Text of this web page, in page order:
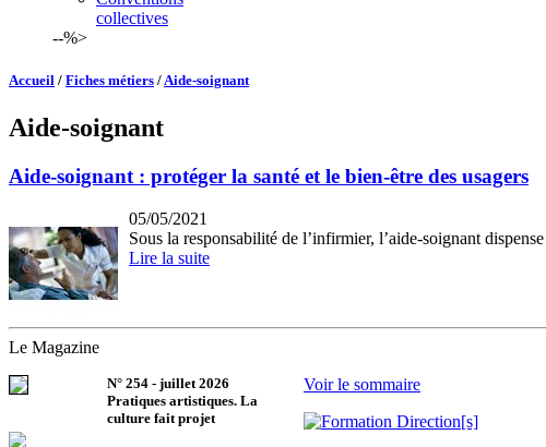
collectives
--%>
Accueil / Fiches métiers /Aide-soignant
Aide-soignant
Aide-soignant : protéger la santé et le bien-être des usagers
05/05/2021
Sous la responsabilité de l’infirmier, l’aide-soignant
Lire la suite
Le Magazine
N° 254 - juillet 2026
Pratiques artistiques. La
culture fait projet
Voir le sommaire